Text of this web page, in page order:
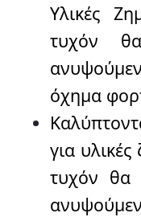
Υλικές
τυχόν
όχημα
για
τυχόν θα